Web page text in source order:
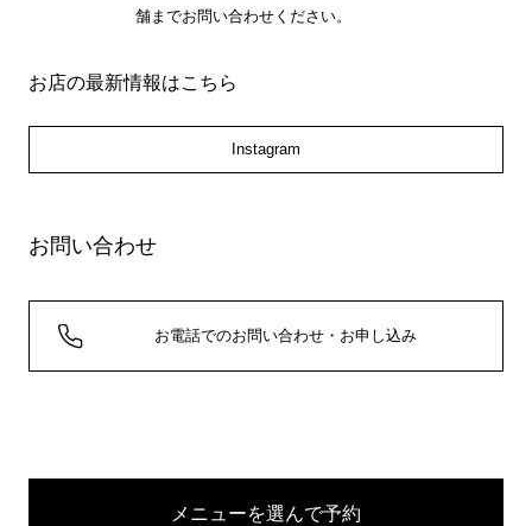
舗までお問い合わせください。
お店の最新情報はこちら
Instagram
お問い合わせ
お電話でのお問い合わせ・お申し込み
メニューを選んで予約